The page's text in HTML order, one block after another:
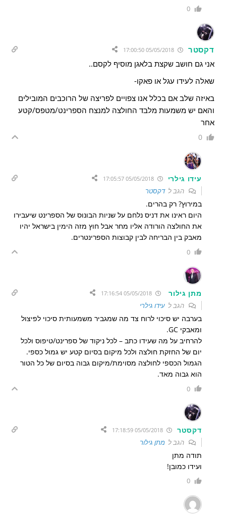
0
דקסטר
אני גם חושב שקצת בלאגן מוסיף לקסם..
שאלה לעידו עגל או פאקו-
באיזה שלב אם בכלל אנו צפויים לפריצה של הרוכבים המובילים
והאם יש משמעות מלבד החולצה למנצח הספרינט/מטפס/קטע
אחר
0
עידו גילרי 05/05/2018 17:05:57
הגב לדקסטר
במירוץ? רק בהרים.
היום ראינו את דניס נלחם על שניות הבונוס של הספרינט שיעבירו
את החולצה הורודה אליו מחר אבל חוץ מזה הימין בישראל יהיו
מאבק בין הבריחה לבין קבוצות הספרינטרים.
0
מתן גילור
הגב לעידו גילרי
בערבה יש סיכוי לרוח צד מה שמגביר משמעותית סיכוי לפיצול
ומאבקי GC.
להרחיב על מה שעידו כתב – לכל ניקוד של ספרינט/טיפוס ולכל
יום של החזקת חולצה ולכל מיקום בסיום קטע יש גמול כספי.
הגמול הכספי לחולצה מסוימת/מיקום גבוה בסיום של כל הטור
הוא גבוה מאד.
0
דקסטר
הגב למתן גילור
תודה מתן
ועידו כמובן!
0